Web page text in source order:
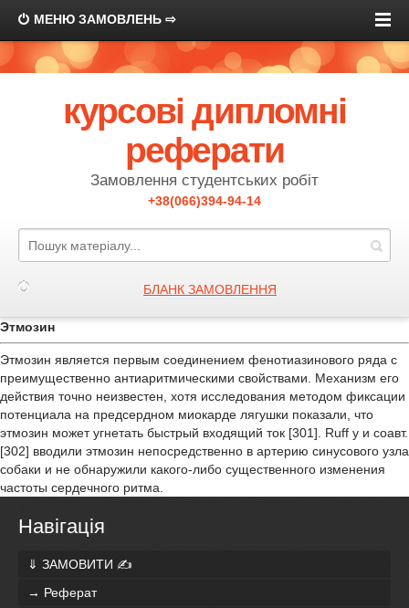
МЕНЮ ЗАМОВЛЕНЬ ⇨
курсові дипломні
реферати
Замовлення студентських робіт
+38(066)394-94-14
БЛАНК ЗАМОВЛЕННЯ
Этмозин
Этмозин является первым соединением фенотиазинового ряда с
преимущественно антиаритмическими свойствами. Механизм его
действия точно неизвестен, хотя исследования методом фиксации
потенциала на предсердном миокарде лягушки показали, что
этмозин может угнетать быстрый входящий ток [301]. Ruff у и соавт.
[302] вводили этмозин непосредственно в артерию синусового узла
собаки и не обнаружили какого-либо существенного изменения
частоты сердечного ритма.
Навігація
⇓ ЗАМОВИТИ ✍
→ Реферат